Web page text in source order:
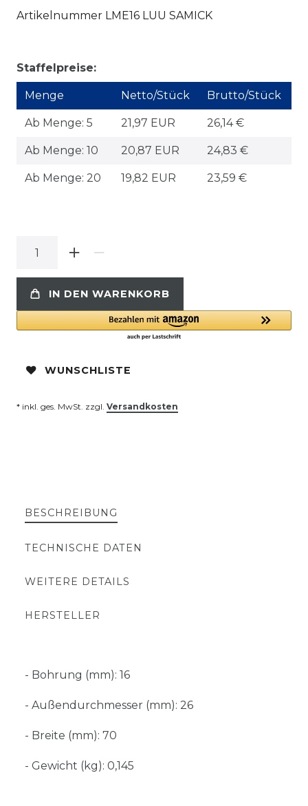
Artikelnummer LME16 LUU SAMICK
Staffelpreise:
Menge Netto/Stück Brutto/Stück
Ab Menge: 5 21,97 EUR 26,14 €
Ab Menge: 10 20,87 EUR 24,83 €
Ab Menge: 20 19,82 EUR 23,59 €
IN DEN WARENKORB
WUNSCHLISTE
* inkl. ges. MwSt. zzgl. Versandkosten
BESCHREIBUNG
TECHNISCHE DATEN
WEITERE DETAILS
HERSTELLER
- Bohrung (mm): 16
- Außendurchmesser (mm): 26
- Breite (mm): 70
- Gewicht (kg): 0,145